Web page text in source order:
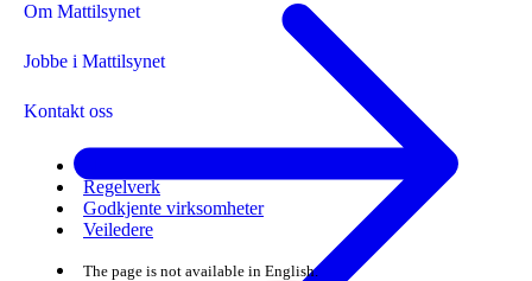
Om Mattilsynet
Jobbe i Mattilsynet
Kontakt oss
Regelverk
Godkjente virksomheter
Veiledere
The page is not available in English.